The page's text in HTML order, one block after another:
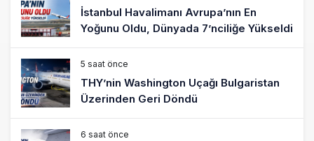
İstanbul Havalimanı Avrupa’nın En
Yoğunu Oldu, Dünyada 7’nciliğe Yükseldi
5 saat önce
THY’nin Washington Uçağı Bulgaristan
Üzerinden Geri Döndü
6 saat önce